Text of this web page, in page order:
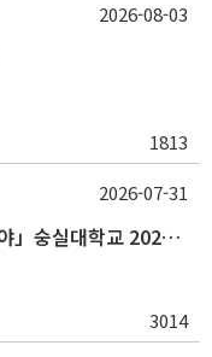
1813
2026-08-03
「혁신융합대학사업 차세대반도체 분야」숭실대학교 2026학년도 2학기 교류 수학 안내
3014
2026-07-31